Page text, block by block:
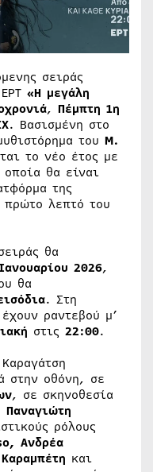
σειράς
«Η μεγάλη
, Πέμπτη 1η
. Βασισμένη στο
του Μ.
το νέο έτος με
θα είναι
της
πρώτο λεπτό του
θα
2026,
θα
. Στη
ραντεβού μ’
στις 22:00.
στην οθόνη, σε
, σε σκηνοθεσία
Παναγιώτη
ρόλους
Ανδρέα
και